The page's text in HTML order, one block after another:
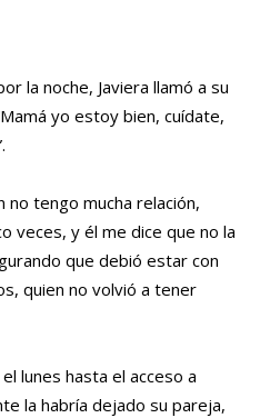
la noche, Javiera llamó a su
yo estoy bien, cuídate,
no tengo mucha relación,
veces, y él me dice que no la
que debió estar con
quien no volvió a tener
lunes hasta el acceso a
la habría dejado su pareja,